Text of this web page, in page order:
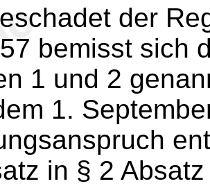
der
bemisst sich
1 und 2
1.
in § 2